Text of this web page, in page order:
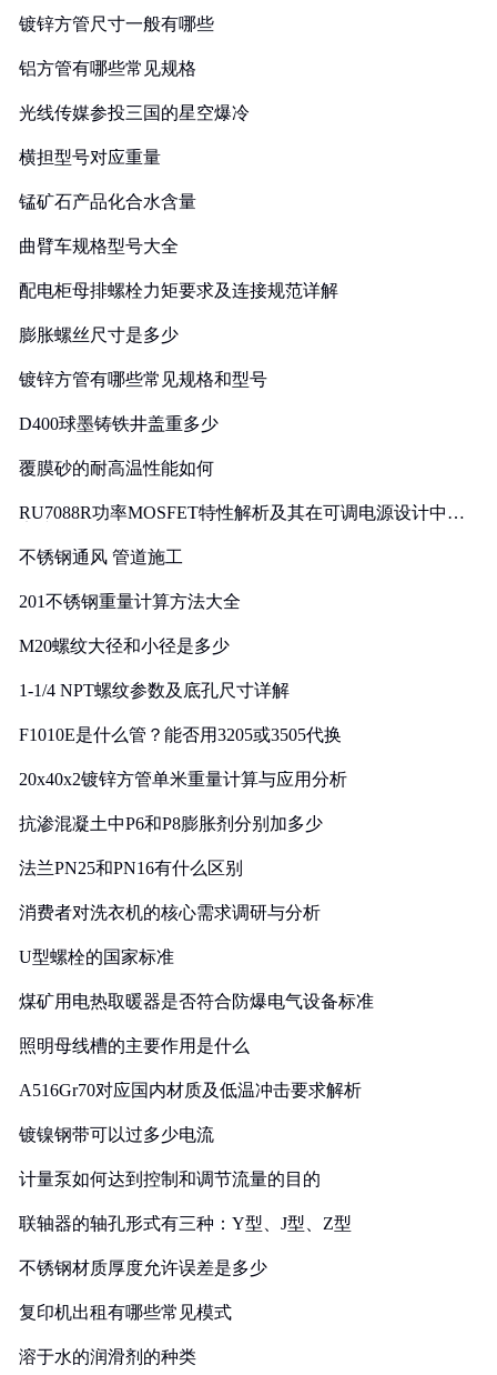
镀锌方管尺寸一般有哪些
铝方管有哪些常见规格
光线传媒参投三国的星空爆冷
横担型号对应重量
锰矿石产品化合水含量
曲臂车规格型号大全
配电柜母排螺栓力矩要求及连接规范详解
膨胀螺丝尺寸是多少
镀锌方管有哪些常见规格和型号
D400球墨铸铁井盖重多少
覆膜砂的耐高温性能如何
RU7088R功率MOSFET特性解析及其在可调电源设计中的
不锈钢通风 管道施工
201不锈钢重量计算方法大全
M20螺纹大径和小径是多少
1-1/4 NPT螺纹参数及底孔尺寸详解
F1010E是什么管？能否用3205或3505代换
20x40x2镀锌方管单米重量计算与应用分析
抗渗混凝土中P6和P8膨胀剂分别加多少
法兰PN25和PN16有什么区别
消费者对洗衣机的核心需求调研与分析
U型螺栓的国家标准
煤矿用电热取暖器是否符合防爆电气设备标准
照明母线槽的主要作用是什么
A516Gr70对应国内材质及低温冲击要求解析
镀镍钢带可以过多少电流
计量泵如何达到控制和调节流量的目的
联轴器的轴孔形式有三种：Y型、J型、Z型
不锈钢材质厚度允许误差是多少
复印机出租有哪些常见模式
溶于水的润滑剂的种类